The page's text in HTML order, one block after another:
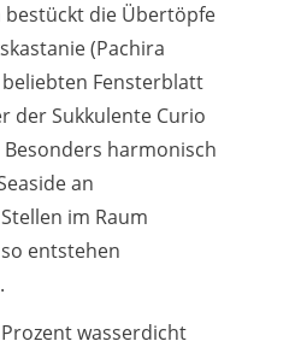
bestückt die Übertöpfe
(Pachira
Fensterblatt
der Sukkulente Curio
Besonders harmonisch
an
im Raum
entstehen
wasserdicht